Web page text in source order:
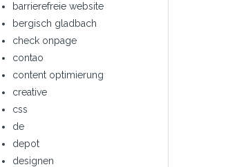
barrierefreie website
bergisch gladbach
check onpage
contao
content optimierung
creative
css
de
depot
designen